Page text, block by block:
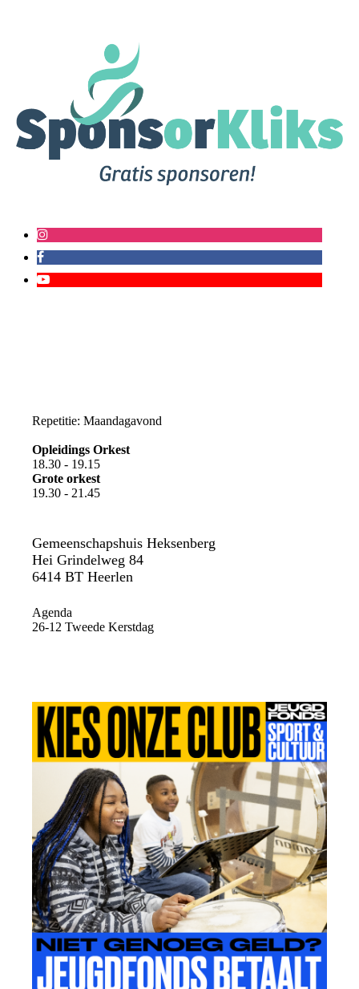
Repetitie: Maandagavond
Opleidings Orkest
18.30 - 19.15
Grote orkest
19.30 - 21.45
Gemeenschapshuis Heksenberg
Hei Grindelweg 84
6414 BT Heerlen
Agenda
26-12 Tweede Kerstdag